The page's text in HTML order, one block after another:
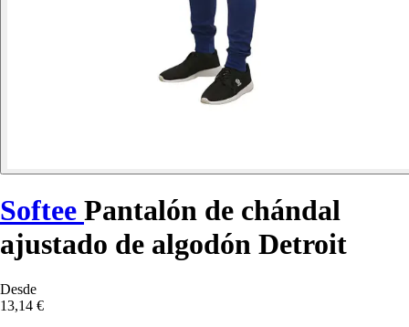
Softee Pantalón de chándal
ajustado de algodón Detroit
Desde
13,14 €